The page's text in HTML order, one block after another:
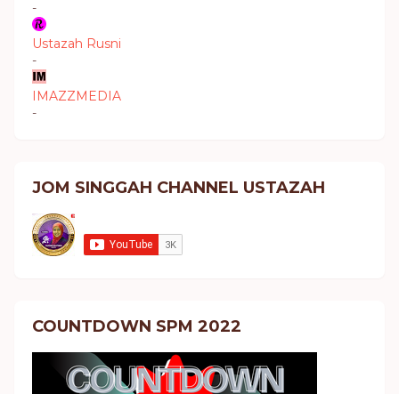
-
Ustazah Rusni
-
IMAZZMEDIA
-
JOM SINGGAH CHANNEL USTAZAH
COUNTDOWN SPM 2022